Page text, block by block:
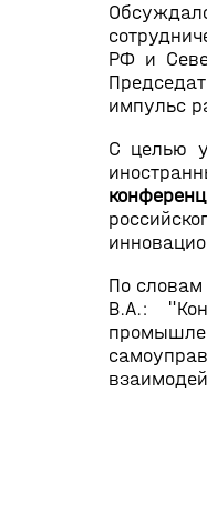
РФ и
импульс
С целью
По
В.А.: